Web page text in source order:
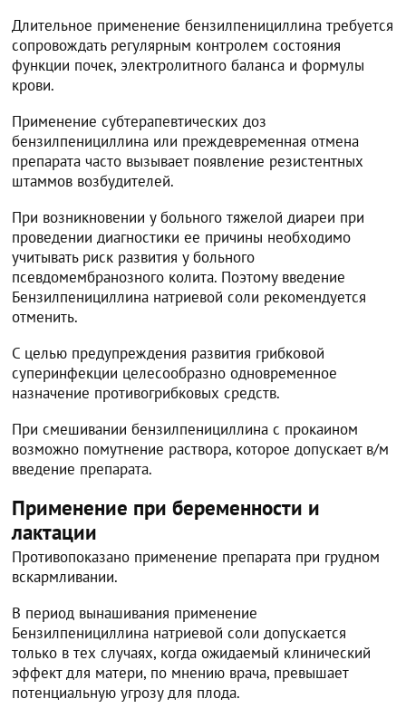
Длительное применение бензилпенициллина требуется
сопровождать регулярным контролем состояния
функции почек, электролитного баланса и формулы
крови.
Применение субтерапевтических доз
бензилпенициллина или преждевременная отмена
препарата часто вызывает появление резистентных
штаммов возбудителей.
При возникновении у больного тяжелой диареи при
проведении диагностики ее причины необходимо
учитывать риск развития у больного
псевдомембранозного колита. Поэтому введение
Бензилпенициллина натриевой соли рекомендуется
отменить.
С целью предупреждения развития грибковой
суперинфекции целесообразно одновременное
назначение противогрибковых средств.
При смешивании бензилпенициллина с прокаином
возможно помутнение раствора, которое допускает в/м
введение препарата.
Применение при беременности и
лактации
Противопоказано применение препарата при грудном
вскармливании.
В период вынашивания применение
Бензилпенициллина натриевой соли допускается
только в тех случаях, когда ожидаемый клинический
эффект для матери, по мнению врача, превышает
потенциальную угрозу для плода.